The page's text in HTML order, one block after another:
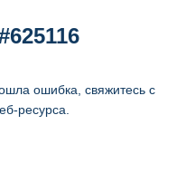
ошибка, свяжитесь с
ресурса.